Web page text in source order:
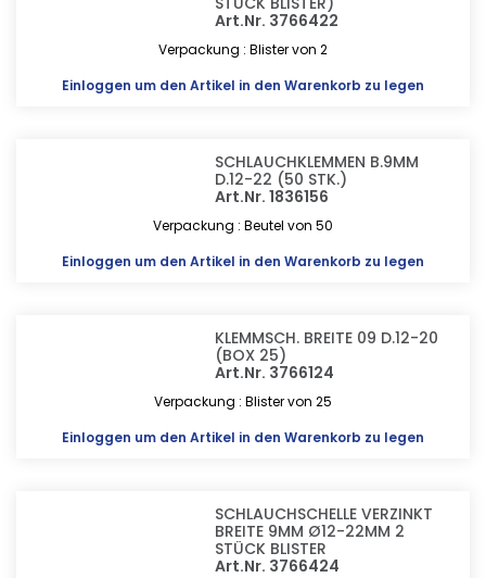
Art.Nr. 3766422
Verpackung : Blister von 2
Einloggen um den Artikel in den Warenkorb zu legen
SCHLAUCHKLEMMEN B.9MM
D.12-22 (50 STK.)
Art.Nr. 1836156
Verpackung : Beutel von 50
Einloggen um den Artikel in den Warenkorb zu legen
KLEMMSCH. BREITE 09 D.12-20
(BOX 25)
Art.Nr. 3766124
Verpackung : Blister von 25
Einloggen um den Artikel in den Warenkorb zu legen
SCHLAUCHSCHELLE VERZINKT
BREITE 9MM Ø12-22MM 2
STÜCK BLISTER
Art.Nr. 3766424